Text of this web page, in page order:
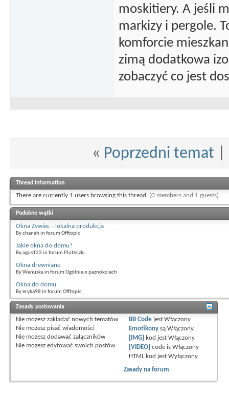
moskitiery. A jeśli
markizy i pergole.
komforcie
zimą dodatkowa
zobaczyć co jest
« Poprzedni temat
Thread Information
There are currently 1 users browsing this thread. (0 members and 1 guests)
Podobne wątki
Okna Żywiec - lokalna produkcja
By chanah in forum Offtopic
Jakie okna do domu?
By agus123 in forum Ploteczki
Okna drewniane
By Wenuska in forum Ogólnie o paznokciach
Okna do domu
By eryka98 in forum Offtopic
Zasady postowania
Nie możesz zakładać nowych tematów
Nie możesz pisać wiadomości
Nie możesz dodawać załączników
Nie możesz edytować swoich postów
BB Code jestWłączony
Emotikony sąWłączony
[IMG] kod jestWłączony
[VIDEO] code isWłączony
HTML kod jestWyłączony
Zasady na forum